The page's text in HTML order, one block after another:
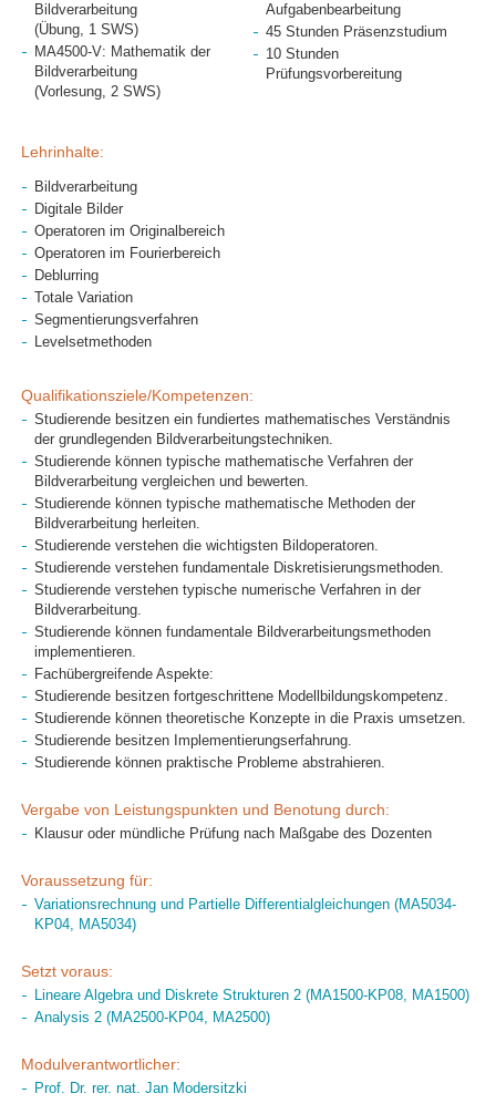
Bildverarbeitung
(Übung, 1 SWS)
MA4500-V: Mathematik der
Bildverarbeitung
(Vorlesung, 2 SWS)
Aufgabenbearbeitung
45 Stunden Präsenzstudium
10 Stunden
Prüfungsvorbereitung
Lehrinhalte:
Bildverarbeitung
Digitale Bilder
Operatoren im Originalbereich
Operatoren im Fourierbereich
Deblurring
Totale Variation
Segmentierungsverfahren
Levelsetmethoden
Qualifikationsziele/Kompetenzen:
Studierende besitzen ein fundiertes mathematisches Verständnis
der grundlegenden Bildverarbeitungstechniken.
Studierende können typische mathematische Verfahren der
Bildverarbeitung vergleichen und bewerten.
Studierende können typische mathematische Methoden der
Bildverarbeitung herleiten.
Studierende verstehen die wichtigsten Bildoperatoren.
Studierende verstehen fundamentale Diskretisierungsmethoden.
Studierende verstehen typische numerische Verfahren in der
Bildverarbeitung.
Studierende können fundamentale Bildverarbeitungsmethoden
implementieren.
Fachübergreifende Aspekte:
Studierende besitzen fortgeschrittene Modellbildungskompetenz.
Studierende können theoretische Konzepte in die Praxis umsetzen.
Studierende besitzen Implementierungserfahrung.
Studierende können praktische Probleme abstrahieren.
Vergabe von Leistungspunkten und Benotung durch:
Klausur oder mündliche Prüfung nach Maßgabe des Dozenten
Voraussetzung für:
Variationsrechnung und Partielle Differentialgleichungen (MA5034-
KP04, MA5034)
Setzt voraus:
Lineare Algebra und Diskrete Strukturen 2 (MA1500-KP08, MA1500)
Analysis 2 (MA2500-KP04, MA2500)
Modulverantwortlicher:
Prof. Dr. rer. nat. Jan Modersitzki